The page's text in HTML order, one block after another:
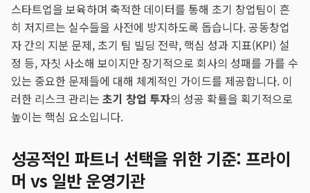
스타트업을 보육하며 축적한 데이터를 통해 초기 창업팀이 흔
히 저지르는 실수들을 사전에 방지하도록 돕습니다. 공동창업
자 간의 지분 문제, 초기 팀 빌딩 전략, 핵심 성과 지표(KPI) 설
정 등, 자칫 사소해 보이지만 장기적으로 회사의 성패를 가를 수
있는 중요한 문제들에 대해 체계적인 가이드를 제공합니다. 이
러한 리스크 관리는 초기 창업 투자의 성공 확률을 획기적으로
높이는 핵심 요소입니다.
성공적인 파트너 선택을 위한 기준: 프라이
머 vs 일반 운영기관